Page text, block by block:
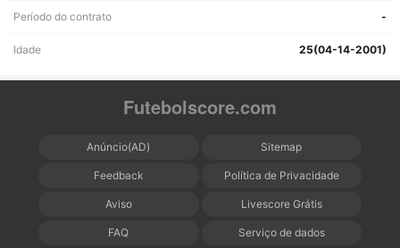
Período do contrato -
Idade 25(04-14-2001)
Futebolscore.com
Anúncio(AD) Sitemap
Feedback Política de Privacidade
Aviso Livescore Grátis
FAQ Serviço de dados